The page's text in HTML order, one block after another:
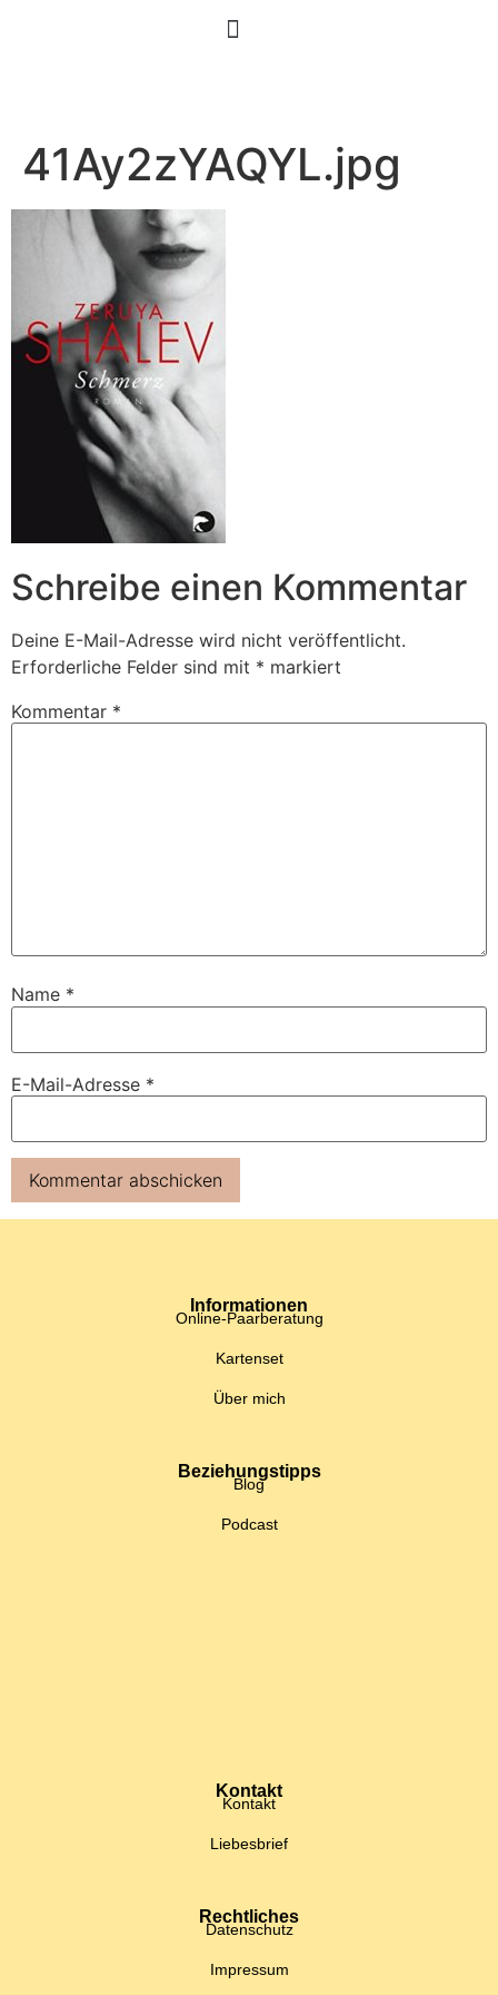
41Ay2zYAQYL.jpg
Schreibe einen Kommentar
Deine E-Mail-Adresse wird nicht veröffentlicht.
Erforderliche Felder sind mit * markiert
Kommentar *
Name *
E-Mail-Adresse *
Informationen
Online-Paarberatung
Kartenset
Über mich
Beziehungstipps
Blog
Podcast
Kontakt
Kontakt
Liebesbrief
Rechtliches
Datenschutz
Impressum